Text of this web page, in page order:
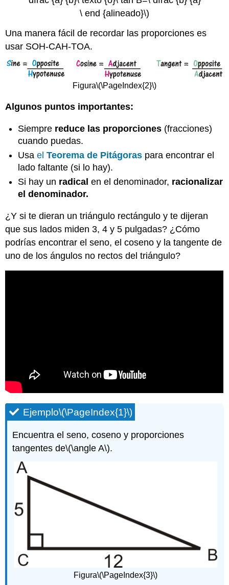
\ end {alineado}\)
Una manera fácil de recordar las proporciones es
usar SOH-CAH-TOA.
Figura\(\PageIndex{2}\)
Algunos puntos importantes:
Siempre reduce las proporciones (fracciones)
cuando puedas.
UsaelTeorema de Pitágoras para encontrar el
lado faltante (si lo hay).
Si hay un radical en el denominador, racionalizar
el denominador.
¿Y si te dieran un triángulo rectángulo y te dijeran
que sus lados miden 3, 4 y 5 pulgadas? ¿Cómo
podrías encontrar el seno, el coseno y la tangente de
uno de los ángulos no rectos del triángulo?
Ejemplo\(\PageIndex{1}\)
Encuentra el seno, coseno y proporciones
tangentes de\(\angle A\).
Figura\(\PageIndex{3}\)